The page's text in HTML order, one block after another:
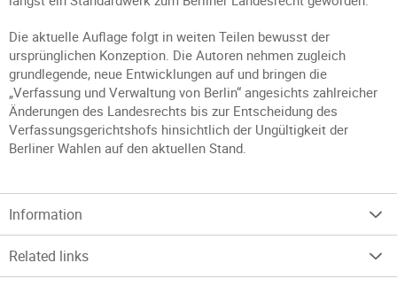
Die aktuelle Auflage folgt in weiten Teilen bewusst der
ursprünglichen Konzeption. Die Autoren nehmen zugleich
grundlegende, neue Entwicklungen auf und bringen die
„Verfassung und Verwaltung von Berlin“ angesichts zahlreicher
Änderungen des Landesrechts bis zur Entscheidung des
Verfassungsgerichtshofs hinsichtlich der Ungültigkeit der
Berliner Wahlen auf den aktuellen Stand.
Information
Related links